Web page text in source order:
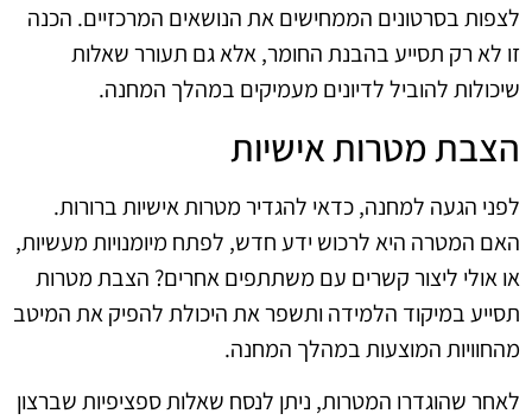
לצפות בסרטונים הממחישים את הנושאים המרכזיים. הכנה
זו לא רק תסייע בהבנת החומר, אלא גם תעורר שאלות
שיכולות להוביל לדיונים מעמיקים במהלך המחנה.
הצבת מטרות אישיות
לפני הגעה למחנה, כדאי להגדיר מטרות אישיות ברורות.
האם המטרה היא לרכוש ידע חדש, לפתח מיומנויות מעשיות,
או אולי ליצור קשרים עם משתתפים אחרים? הצבת מטרות
תסייע במיקוד הלמידה ותשפר את היכולת להפיק את המיטב
מהחוויות המוצעות במהלך המחנה.
לאחר שהוגדרו המטרות, ניתן לנסח שאלות ספציפיות שברצון